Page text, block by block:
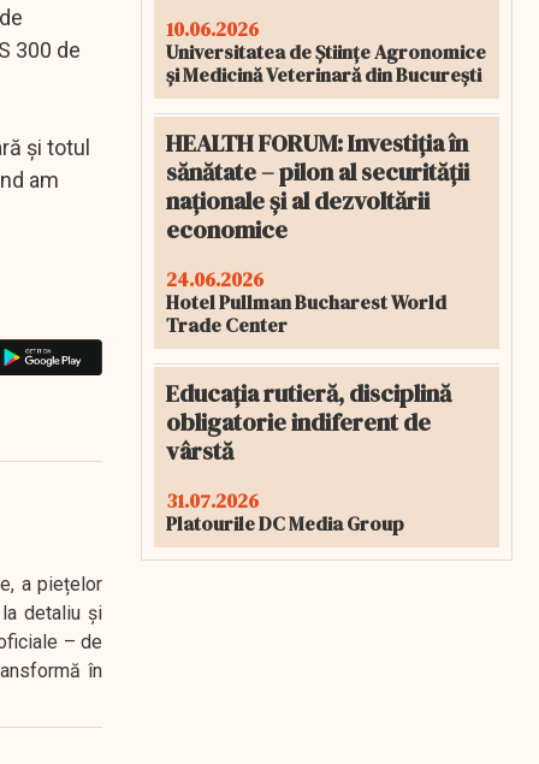
300 de
şi totul
am
a piețelor
detaliu și
– de
în
10.06.2026
Universitatea de Științe Agronomice
și Medicină Veterinară din București
HEALTH FORUM: Investiția în
sănătate – pilon al securității
naționale și al dezvoltării
economice
24.06.2026
Hotel Pullman Bucharest World
Trade Center
Educația rutieră, disciplină
obligatorie indiferent de
vârstă
31.07.2026
Platourile DC Media Group